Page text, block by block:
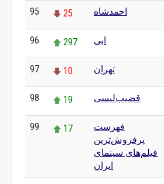
95 25 احمدشاه
96 297 ابی
97 10 تهران
98 19 قضیب‌لیسی
99 17
فهرست
پرفروش‌ترین
فیلم‌های سینمای
ایران